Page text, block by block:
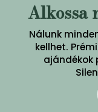
Alkossa
Nálunk
kellhet.
ajándékok